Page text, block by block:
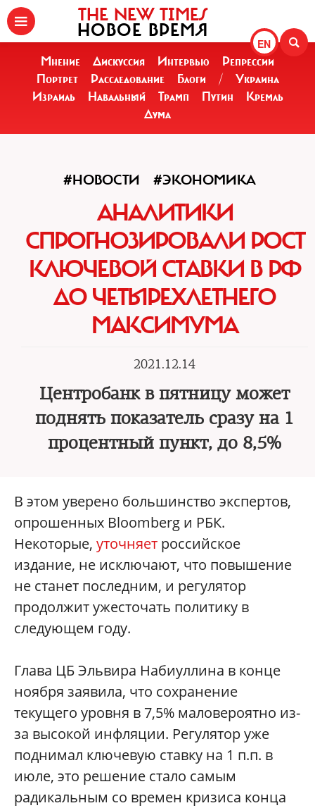
EN
THE NEW TIMES
НОВОЕ ВРЕМЯ
Мнение Дискуссия Интервью
Репрессии
Портрет
Расследование Блоги /
Украина
Израиль
Навальный Трамп Путин
Кремль
Дума
#НОВОСТИ #ЭКОНОМИКА
АНАЛИТИКИ
СПРОГНОЗИРОВАЛИ РОСТ
КЛЮЧЕВОЙ СТАВКИ В РФ
ДО ЧЕТЫРЕХЛЕТНЕГО
МАКСИМУМА
2021.12.14
Центробанк в пятницу может
поднять показатель сразу на 1
процентный пункт, до 8,5%
В этом уверено большинство экспертов,
опрошенных Bloomberg и РБК.
Некоторые, уточняет российское
издание, не исключают, что повышение
не станет последним, и регулятор
продолжит ужесточать политику в
следующем году.
Глава ЦБ Эльвира Набиуллина в конце
ноября заявила, что сохранение
текущего уровня в 7,5% маловероятно из-
за высокой инфляции. Регулятор уже
поднимал ключевую ставку на 1 п.п. в
июле, это решение стало самым
радикальным со времен кризиса конца